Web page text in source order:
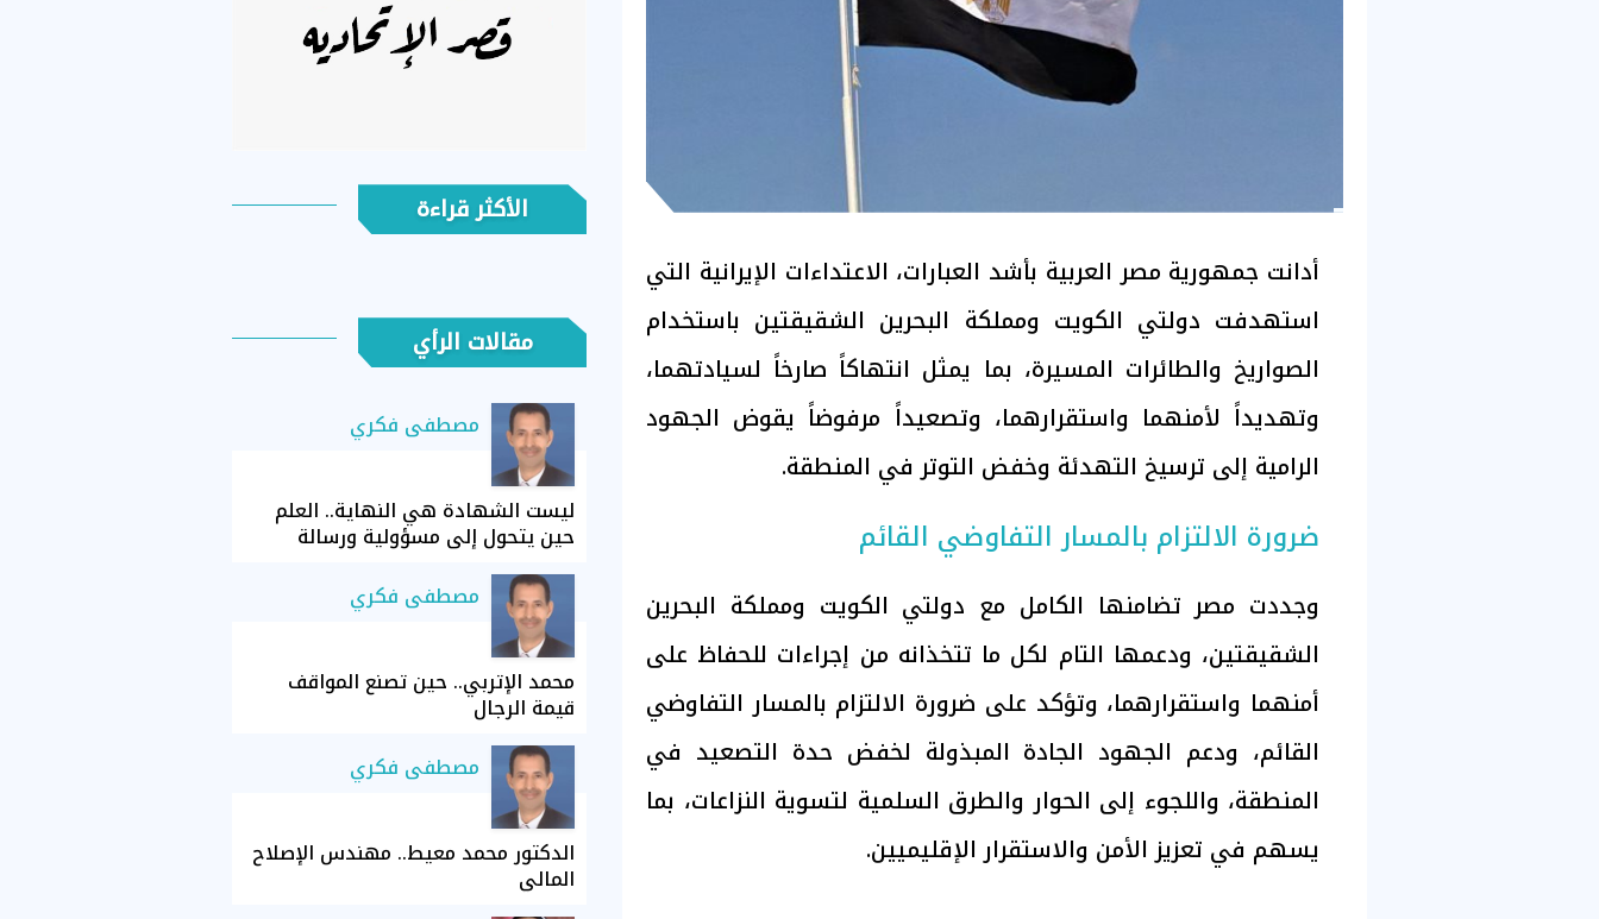
أدانت جمهورية مصر العربية بأشد العبارات، الاعتداءات الإيرانية التي
استهدفت دولتي الكويت ومملكة البحرين الشقيقتين باستخدام
الصواريخ والطائرات المسيرة، بما يمثل انتهاكاً صارخاً لسيادتهما،
وتهديداً لأمنهما واستقرارهما، وتصعيداً مرفوضاً يقوض الجهود
الرامية إلى ترسيخ التهدئة وخفض التوتر في المنطقة.
ضرورة الالتزام بالمسار التفاوضي القائم
وجددت مصر تضامنها الكامل مع دولتي الكويت ومملكة البحرين
الشقيقتين، ودعمها التام لكل ما تتخذانه من إجراءات للحفاظ على
أمنهما واستقرارهما، وتؤكد على ضرورة الالتزام بالمسار التفاوضي
القائم، ودعم الجهود الجادة المبذولة لخفض حدة التصعيد في
المنطقة، واللجوء إلى الحوار والطرق السلمية لتسوية النزاعات، بما
يسهم في تعزيز الأمن والاستقرار الإقليميين.
الأكثر قراءة
مقالات الرأي
مصطفى فكري
ليست الشهادة هي النهاية.. العلم
حين يتحول إلى مسؤولية ورسالة
مصطفى فكري
محمد الإتربي.. حين تصنع المواقف
قيمة الرجال
مصطفى فكري
الدكتور محمد معيط.. مهندس الإصلاح
المالي